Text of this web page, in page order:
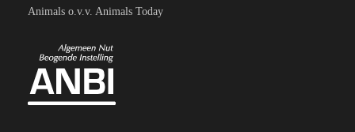
Animals o.v.v. Animals Today